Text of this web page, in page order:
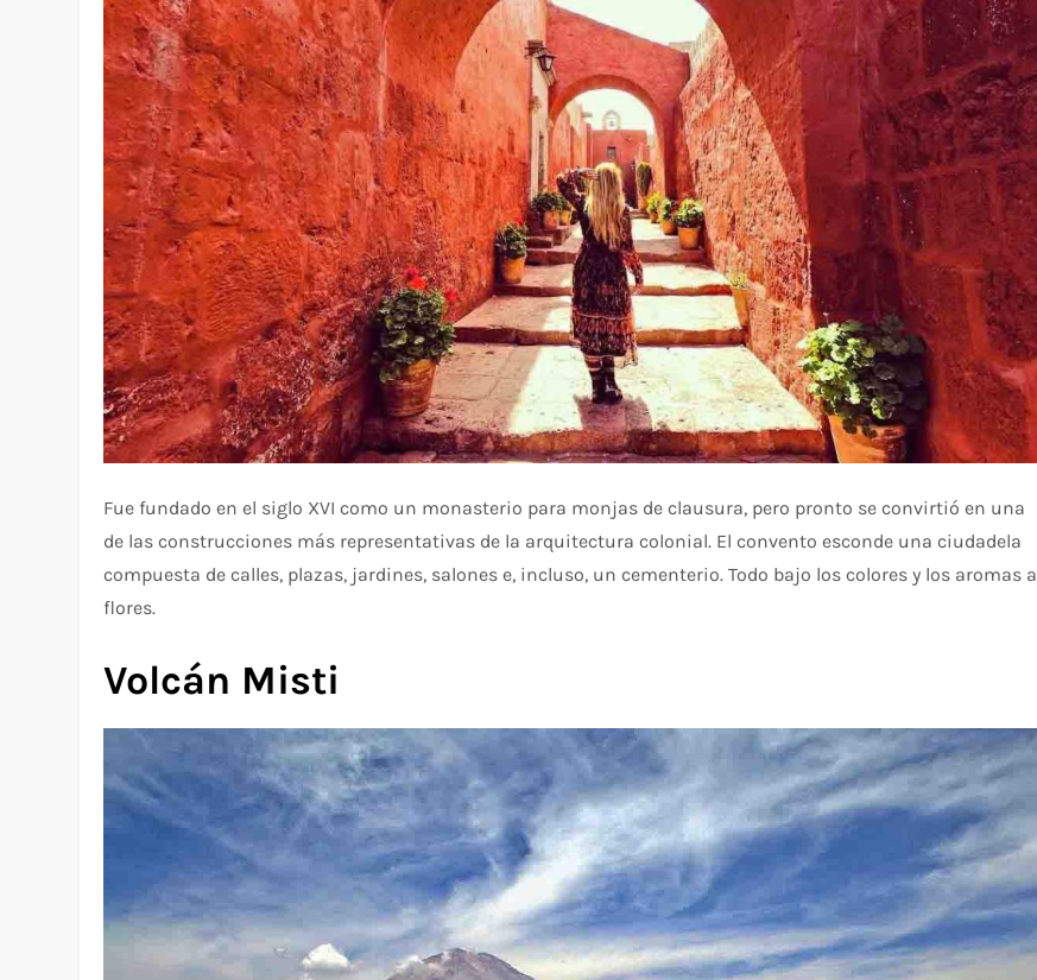
Fue fundado en el siglo XVI como un monasterio para monjas de clausura, pero pronto se convirtió en una
de las construcciones más representativas de la arquitectura colonial. El convento esconde una ciudadela
compuesta de calles, plazas, jardines, salones e, incluso, un cementerio. Todo bajo los colores y los aromas a
flores.
Volcán Misti